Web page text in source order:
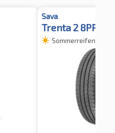
Sava
Trenta 2 8PR
Sommerreifen